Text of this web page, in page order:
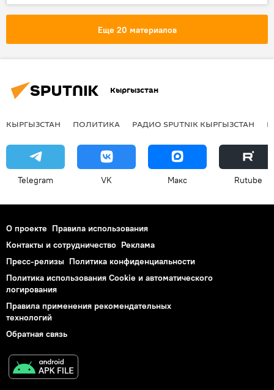
Афиша
выходные Культура
Еще 20 материалов
Кыргызстан
КЫРГЫЗСТАН ПОЛИТИКА РАДИО SPUTNIK КЫРГЫЗСТАН
Telegram VK Макс Rutube
О проекте Правила использования
Контакты и сотрудничество Реклама
Пресс-релизы Политика конфиденциальности
Политика использования Cookie и автоматического
логирования
Правила применения рекомендательных
технологий
Обратная связь